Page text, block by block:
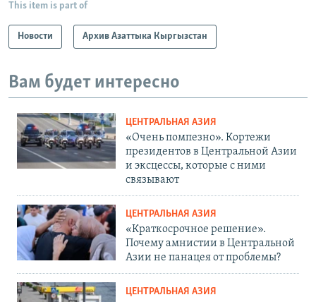
This item is part of
Новости Архив Азаттыка Кыргызстан
Вам будет интересно
ЦЕНТРАЛЬНАЯ АЗИЯ
«Очень помпезно». Кортежи
президентов в Центральной Азии
и эксцессы, которые с ними
связывают
ЦЕНТРАЛЬНАЯ АЗИЯ
«Краткосрочное решение».
Почему амнистии в Центральной
Азии не панацея от проблемы?
ЦЕНТРАЛЬНАЯ АЗИЯ